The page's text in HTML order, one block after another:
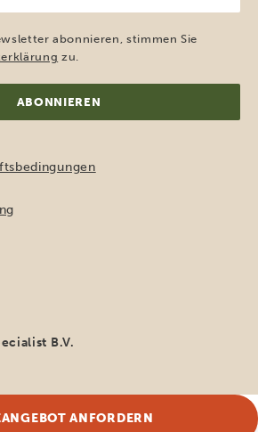
abonnieren, stimmen Sie
zu.
B.V.
ANFORDERN